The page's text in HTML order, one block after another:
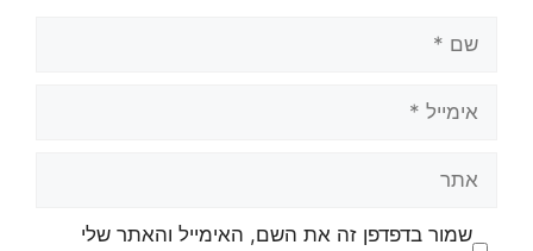
שמור בדפדפן זה את השם, האימייל והאתר שלי